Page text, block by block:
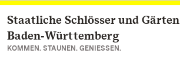
Zum Hauptinhalt springen
Staatliche Schlösser und Gärten
Baden‑Württemberg
KOMMEN. STAUNEN. GENIESSEN.